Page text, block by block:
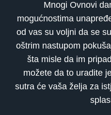
Mnogi Ovnovi
mogućnostima
od vas su voljni da se
oštrim nastupom
šta misle da im
možete da to uradite
sutra će vaša želja za